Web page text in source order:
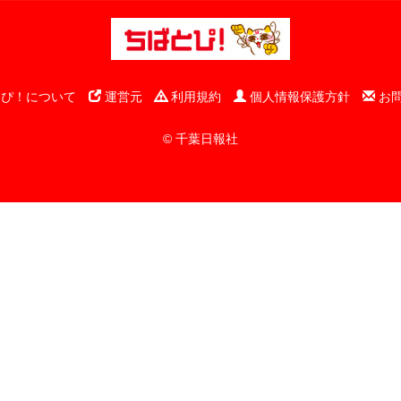
！について 運営元 利用規約 個人情報保護方針 お
© 千葉日報社